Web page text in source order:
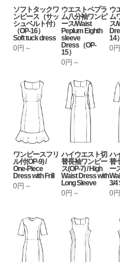
ソフトタックワ
ンピース（サッ
シュベルト付）
（OP-16）
Soft tuck dress
0円～
ウエストペプラ
ム八分袖ワンピ
ース/Waist
Peplum Eighth
sleeve
Dress（OP-
15）
0円～
ウ
ム
ス/
14）
0
ワンピースフリ
ル付(OP-9) /
One-Piece
Dress with Frill
0円～
ハイウエスト切
替長袖ワンピー
ス(OP-7) / High
Waist Dress with
Long Sleeve
0円～
ハ
替
ー
3/4
0